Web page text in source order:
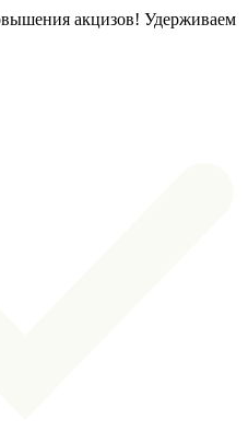
акцизов! Удерживаем